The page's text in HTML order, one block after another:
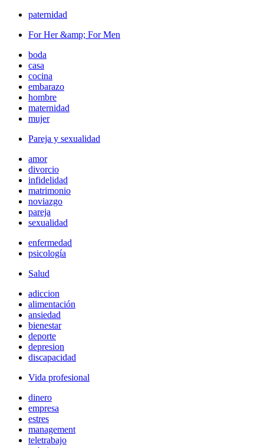
paternidad
For Her &amp; For Men
boda
casa
cocina
embarazo
hombre
maternidad
mujer
Pareja y sexualidad
amor
divorcio
infidelidad
matrimonio
noviazgo
pareja
sexualidad
enfermedad
psicología
Salud
adiccion
alimentación
ansiedad
bienestar
deporte
depresion
discapacidad
Vida profesional
dinero
empresa
estres
management
teletrabajo